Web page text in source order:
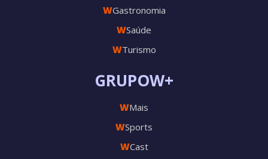
GRUPOW+
WMais
WSports
WCast
WGastronomia
WSaúde
WTurismo